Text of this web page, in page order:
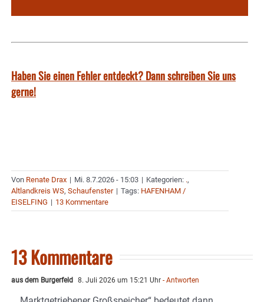
Haben Sie einen Fehler entdeckt? Dann schreiben Sie uns
gerne!
Von Renate Drax | Mi. 8.7.2026 - 15:03 | Kategorien: .,
Altlandkreis WS, Schaufenster | Tags: HAFENHAM /
EISELFING | 13 Kommentare
13 Kommentare
aus dem Burgerfeld 8. Juli 2026 um 15:21 Uhr - Antworten